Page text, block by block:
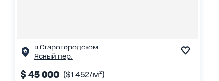
в Старогородском
Ясный пер.
$ 45 000 ($1 452/м²)